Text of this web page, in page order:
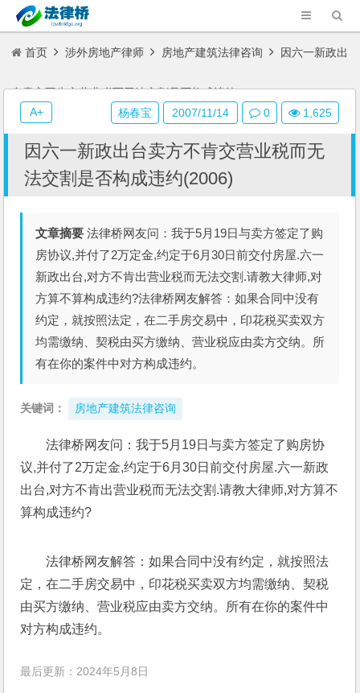
首页 涉外房地产律师 房地产建筑法律咨询 因六一新政出
台卖方不肯交营业税而无法交割是否构成违约(2006)
因六一新政出台卖方不肯交营业税而无
法交割是否构成违约(2006)
文章摘要 法律桥网友问：我于5月19日与卖方签定了购
房协议,并付了2万定金,约定于6月30日前交付房屋.六一
新政出台,对方不肯出营业税而无法交割.请教大律师,对
方算不算构成违约?法律桥网友解答：如果合同中没有
约定，就按照法定，在二手房交易中，印花税买卖双方
均需缴纳、契税由买方缴纳、营业税应由卖方交纳。所
有在你的案件中对方构成违约。
关键词： 房地产建筑法律咨询
法律桥网友问：我于5月19日与卖方签定了购房协
议,并付了2万定金,约定于6月30日前交付房屋.六一新政
出台,对方不肯出营业税而无法交割.请教大律师,对方算不
算构成违约?
法律桥网友解答：如果合同中没有约定，就按照法
定，在二手房交易中，印花税买卖双方均需缴纳、契税
由买方缴纳、营业税应由卖方交纳。所有在你的案件中
对方构成违约。
最后更新：2024年5月8日
杨春宝 2007/11/14 0 1,625
A+